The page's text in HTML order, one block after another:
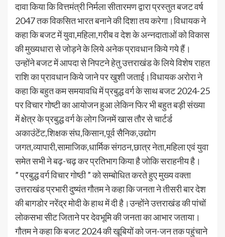
दावा किया कि वित्तमंत्री निर्मला सीतारमण द्वारा प्रस्तुत बजट वर्ष
2047 तक विकसित भारत बनाने की दिशा तय करेगा।विधायक ने
कहा कि बजट में युवा,महिला,गरीब व देश के अन्नदाताओं को विकास
की मुख्यधारा से जोड़ने के लिये अनेक प्रावधान किये गये हैं।
उन्होंने बजट में आपदा से निपटने हेतु उत्तराखंड के लिये विशेष राहत
राशि का प्रावधान किये जाने पर खुशी जताई।विधायक अरोरा ने
कहा कि बहुत कम समयावधि में प्रबुद्ध वर्ग के साथ बजट 2024-25
पर विचार गोष्टी का आयोजन हुआ लेकिन फिर भी बहुत बड़ी संख्या
में क्षेत्र के प्रबुद्ध वर्ग के लोग जिनमें खास तौर से चार्टर्ड
अकाउंटेंट,शिक्षक संघ,किसान,पूर्व सैनिक,उद्योग
जगत,व्यापारी,सामाजिक,धार्मिक संगठन,छात्र नेता,महिला एवं युवा
समेत सभी ने बढ़-चढ़ कर प्रतिभाग किया है जोकि सराहनीय है।
” प्रबुद्ध वर्ग विचार गोष्ठी ” को सम्बोधित करते हुए मुख्य वक्ता
उत्तराखंड प्रभारी दुष्यंत गौतम ने कहा कि जनता ने तीसरी बार देश
की बागडोर नरेंद्र मोदी के हाथ में दी है।उन्होंने उत्तराखंड की पांचों
लोकसभा सीट जिताने पर देवभूमि की जनता का आभार जताया।
गौतम ने कहा कि बजट 2024 की खूबियों को जन-जन तक पहुंचाने